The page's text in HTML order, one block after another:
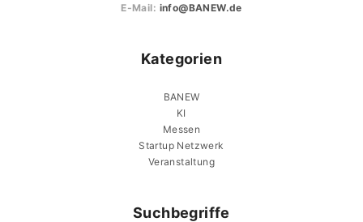
E-Mail: info@BANEW.de
Kategorien
BANEW
KI
Messen
Startup Netzwerk
Veranstaltung
Suchbegriffe